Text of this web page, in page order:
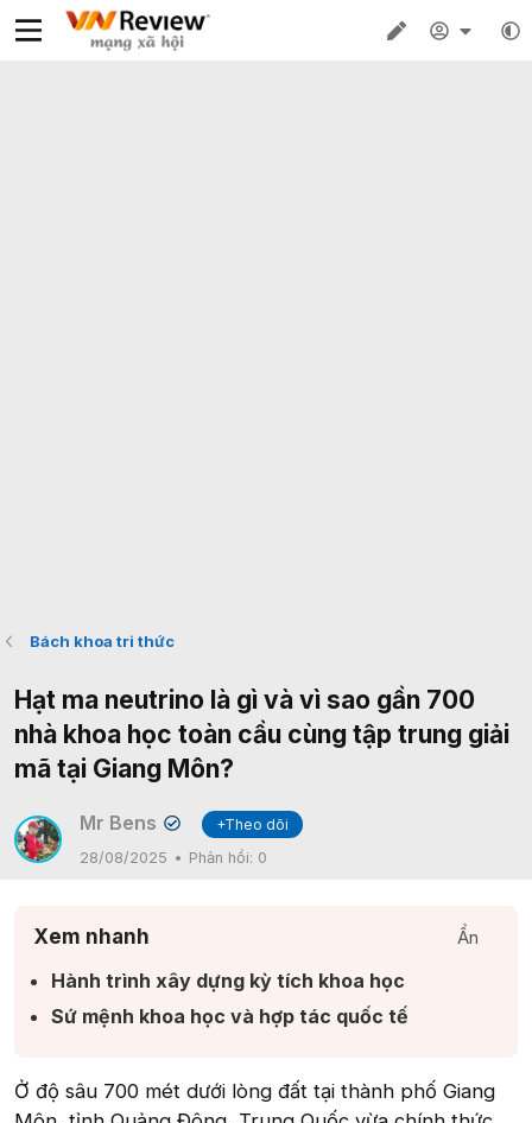
Bách khoa tri thức
Hạt ma neutrino là gì và vì sao gần 700
nhà khoa học toàn cầu cùng tập trung giải
mã tại Giang Môn?
Mr Bens ✔
+Theo dõi
28/08/2025
Phản hồi: 0
Xem nhanh Ẩn
Hành trình xây dựng kỳ tích khoa học​
Sứ mệnh khoa học và hợp tác quốc tế​
Ở độ sâu 700 mét dưới lòng đất tại thành phố Giang